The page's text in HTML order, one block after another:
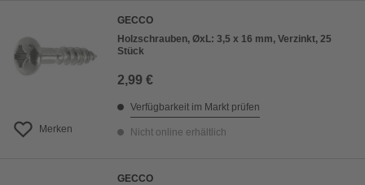
Merken
GECCO
Holzschrauben, ØxL: 3,5 x 16 mm, Verzinkt, 25
Stück
2,99 €
Verfügbarkeit im Markt prüfen
Nicht online erhältlich
GECCO